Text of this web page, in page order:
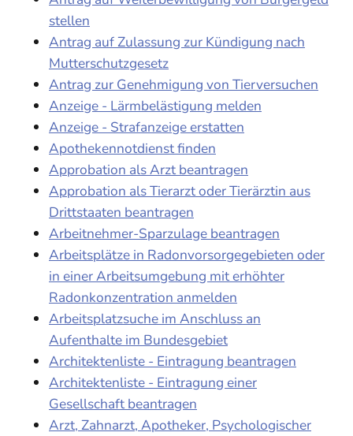
stellen
Antrag auf Zulassung zur Kündigung nach
Mutterschutzgesetz
Antrag zur Genehmigung von Tierversuchen
Anzeige - Lärmbelästigung melden
Anzeige - Strafanzeige erstatten
Apothekennotdienst finden
Approbation als Arzt beantragen
Approbation als Tierarzt oder Tierärztin aus
Drittstaaten beantragen
Arbeitnehmer-Sparzulage beantragen
Arbeitsplätze in Radonvorsorgegebieten oder
in einer Arbeitsumgebung mit erhöhter
Radonkonzentration anmelden
Arbeitsplatzsuche im Anschluss an
Aufenthalte im Bundesgebiet
Architektenliste - Eintragung beantragen
Architektenliste - Eintragung einer
Gesellschaft beantragen
Arzt, Zahnarzt, Apotheker, Psychologischer